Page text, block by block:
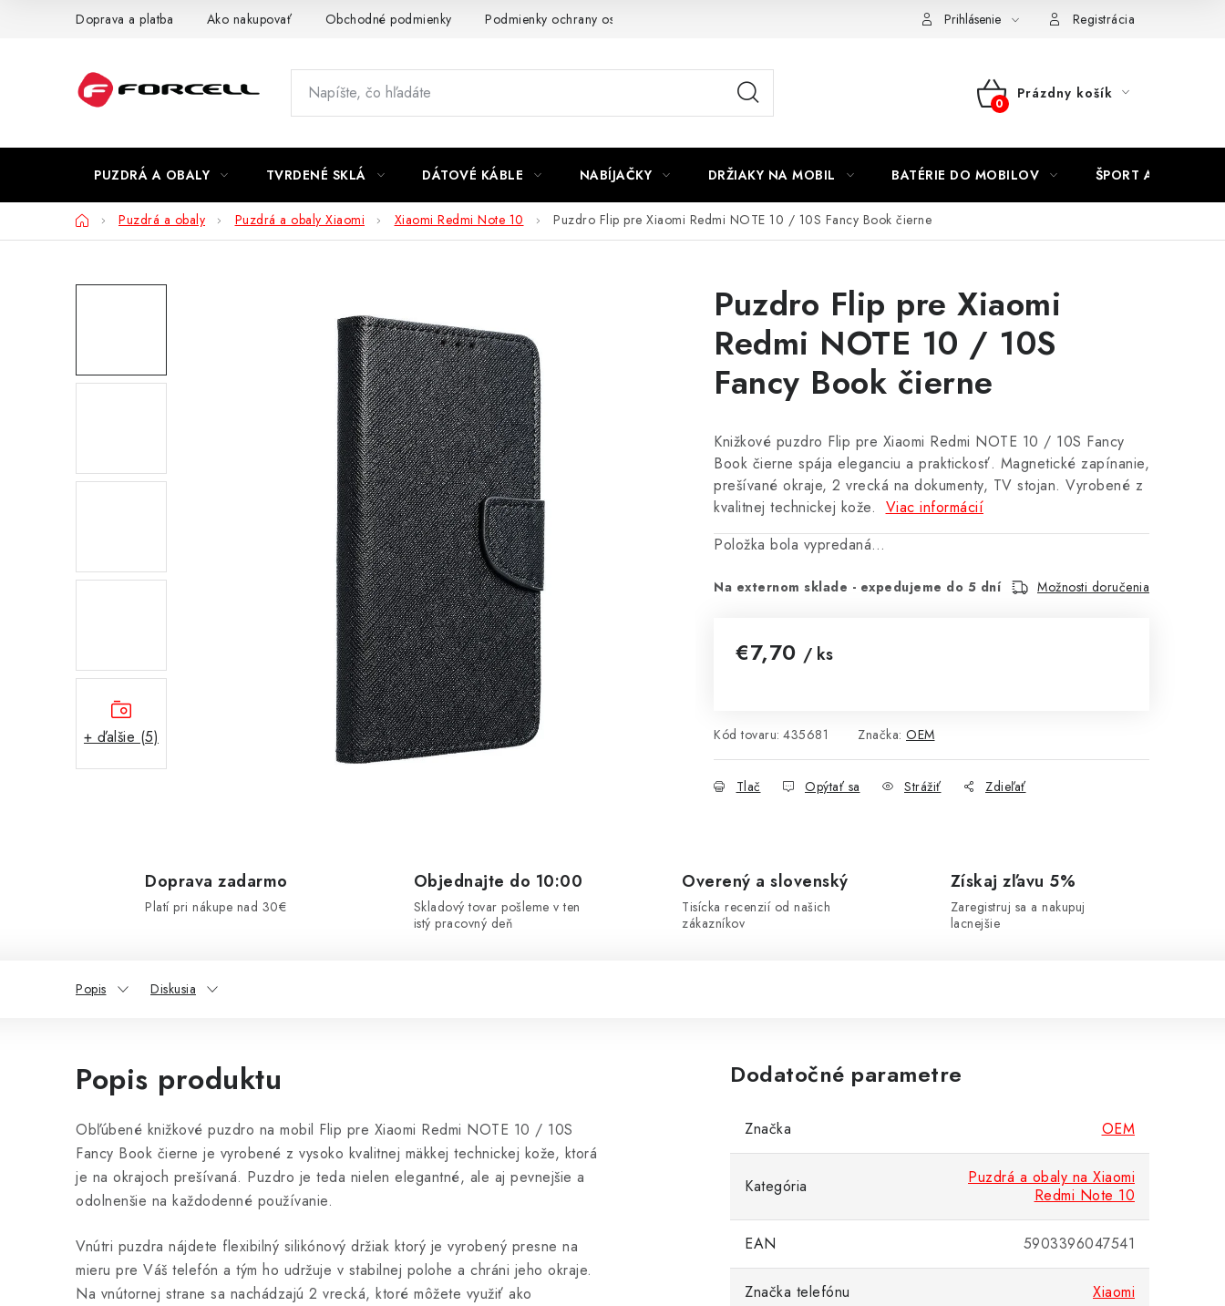
Doprava a platba Ako nakupovať Obchodné podmienky Podmienky ochrany osobných údajov Prihlásenie Registrácia
NÁKUPNÝ
Prázdny košík
PUZDRÁ A OBALY TVRDENÉ SKLÁ DÁTOVÉ KÁBLE NABÍJAČKY DRŽIAKY NA MOBIL BATÉRIE DO MOBILOV ŠPORT A HOBBY
DomovPuzdrá a obaly Puzdrá a obaly Xiaomi Xiaomi Redmi Note 10 Puzdro Flip pre Xiaomi Redmi NOTE 10 / 10S Fancy Book čierne
+ ďalšie (5)
Puzdro Flip pre Xiaomi
Redmi NOTE 10 / 10S
Fancy Book čierne
Knižkové puzdro Flip pre Xiaomi Redmi NOTE 10 / 10S Fancy
Book čierne spája eleganciu a praktickosť. Magnetické zapínanie,
prešívané okraje, 2 vrecká na dokumenty, TV stojan. Vyrobené z
kvalitnej technickej kože. Viac informácií
Položka bola vypredaná…
Na externom sklade - expedujeme do 5 dní Možnosti doručenia
€7,70 / ks
Kód tovaru: 435681 Značka: OEM
Tlač Opýtať sa Strážiť Zdieľať
Doprava zadarmo
Platí pri nákupe nad 30€
Objednajte do 10:00
Skladový tovar pošleme v ten
istý pracovný deň
Overený a slovenský
Tisícka recenzií od našich
zákazníkov
Získaj zľavu 5%
Zaregistruj sa a nakupuj
lacnejšie
Popis Diskusia
Popis produktu
Obľúbené knižkové puzdro na mobil Flip pre Xiaomi Redmi NOTE 10 / 10S
Fancy Book čierne je vyrobené z vysoko kvalitnej mäkkej technickej kože, ktorá
je na okrajoch prešívaná. Puzdro je teda nielen elegantné, ale aj pevnejšie a
odolnenšie na každodenné používanie.
Vnútri puzdra nájdete flexibilný silikónový držiak ktorý je vyrobený presne na
mieru pre Váš telefón a tým ho udržuje v stabilnej polohe a chráni jeho okraje.
Na vnútornej strane sa nachádzajú 2 vrecká, ktoré môžete využiť ako
Dodatočné parametre
Značka OEM
Kategória
Puzdrá a obaly na Xiaomi
Redmi Note 10
EAN 5903396047541
Značka telefónu Xiaomi